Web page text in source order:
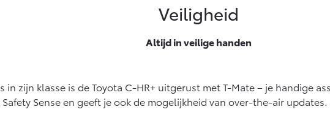
Veiligheid
Altijd in veilige handen
zijn klasse is de Toyota C-HR+ uitgerust met T-Mate – je handige
Sense en geeft je ook de mogelijkheid van over-the-air